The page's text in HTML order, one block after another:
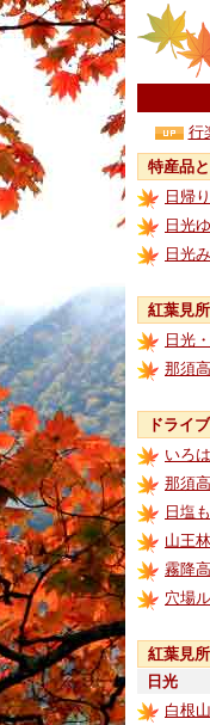
行
特産品
日帰
日光
日光
紅葉見
日光
那須
ドライ
いろ
那須
日塩
山王
霧降
穴場
紅葉見
日光
白根山